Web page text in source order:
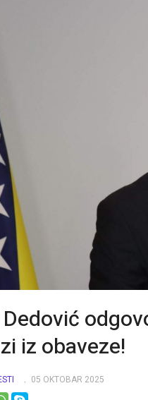
iz obaveze!
05 OKTOBAR 2025